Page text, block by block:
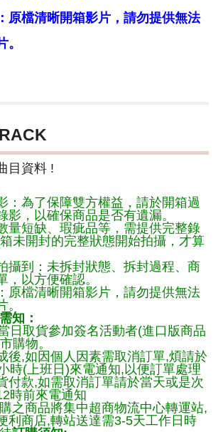
原檔清晰開箱影片，請勿提供無法
目資料 !
：為了保障雙方權益，請於開箱過
影，以確保商品是否有遺漏。
量短缺、瑕疵品等，需提供完整錄
未開封的完整狀態開始拍攝，才算
攝到：未拆封狀態、拆封過程、商
，以方便確認。
原檔清晰開箱影片，請勿提供無法
知：
日取貨參加簽名活動者(進口版商品
購物。
後,如因個人因素需取消訂單,煩請於
時(上班日)來電通知,以便訂單處理
付款,如需取消訂單請於當天或是次
時前來電通知
之商品將集中超商物流中心轉運站,
利商店,轉站送達需3-5天工作日時